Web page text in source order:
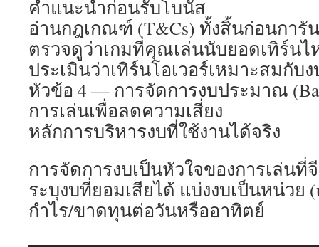
คำแนะนำก่อนรับโบนัส
อ่านกฎเกณฑ์ (T&Cs) ทั้งสิ้นก่อนการั
ตรวจดูว่าเกมที่คุณเล่นนับยอดเทิร์นไ
ประเมินว่าเทิร์นโอเวอร์เหมาะสมกับ
หัวข้อ 4 — การจัดการงบประมาณ
การเล่นเพื่อลดความเสี่ยง
หลักการบริหารงบที่ใช้งานได้จริง
การจัดการงบเป็นหัวใจของการเล่นที่
ระบุงบที่ยอมเสียได้ แบ่งงบเป็นหน่วย
กำไร/ขาดทุนต่อวันหรืออาทิตย์